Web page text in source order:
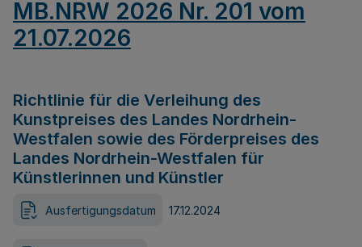
MB.NRW 2026 Nr. 201 vom
21.07.2026
Richtlinie für die Verleihung des
Kunstpreises des Landes Nordrhein-
Westfalen sowie des Förderpreises des
Landes Nordrhein-Westfalen für
Künstlerinnen und Künstler
Ausfertigungsdatum 17.12.2024